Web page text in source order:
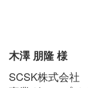
木澤 朋隆 様
SCSK株式会社